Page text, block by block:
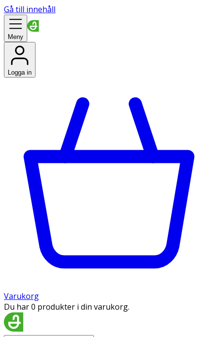
Gå till innehåll
Meny
Logga in
Varukorg
Du har 0 produkter i din varukorg.